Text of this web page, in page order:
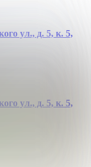
ул., д. 5, к. 5,
ул., д. 5, к. 5,